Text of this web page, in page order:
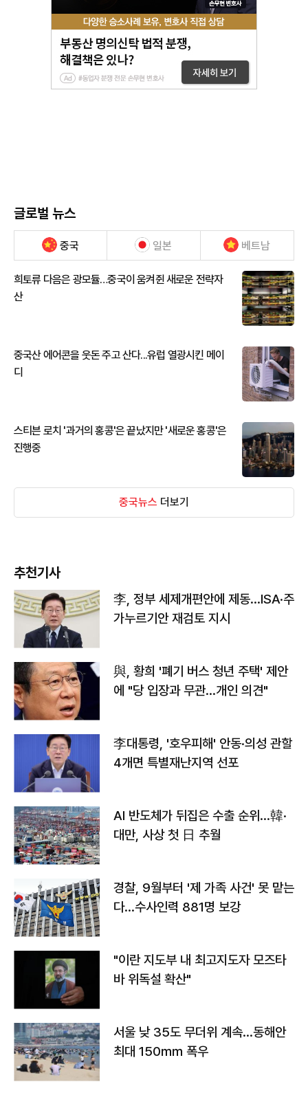
글로벌 뉴스
중국 일본 베트남
희토류 다음은 광모듈…중국이 움켜쥔 새로운 전략자
산
중국산 에어콘을 웃돈 주고 산다...유럽 열광시킨 메이
디
스티븐 로치 '과거의 홍콩'은 끝났지만 '새로운 홍콩'은
진행중
중국뉴스 더보기
추천기사
李, 정부 세제개편안에 제동…ISA·주
가누르기안 재검토 지시
與, 황희 '폐기 버스 청년 주택' 제안
에 "당 입장과 무관…개인 의견"
李대통령, '호우피해' 안동·의성 관할
4개면 특별재난지역 선포
AI 반도체가 뒤집은 수출 순위…韓·
대만, 사상 첫 日 추월
경찰, 9월부터 '제 가족 사건' 못 맡는
다…수사인력 881명 보강
"이란 지도부 내 최고지도자 모즈타
바 위독설 확산"
서울 낮 35도 무더위 계속…동해안
최대 150㎜ 폭우